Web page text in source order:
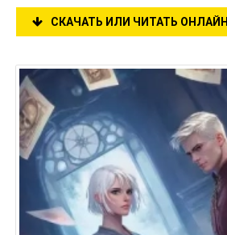
СКАЧАТЬ ИЛИ ЧИТАТЬ ОНЛАЙН